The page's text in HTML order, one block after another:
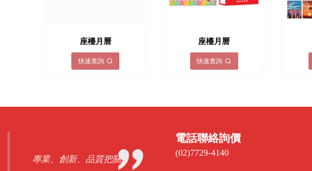
座檯月曆
快速查詢
座檯月曆
快速查詢
專業、創新、品質把關
電話聯絡詢價
(02)7729-4140